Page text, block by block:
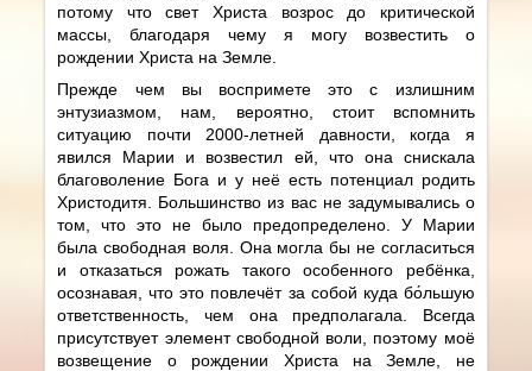
потому что свет Христа возрос до критической
массы, благодаря чему я могу возвестить о
рождении Христа на Земле.
Прежде чем вы воспримете это с излишним
энтузиазмом, нам, вероятно, стоит вспомнить
ситуацию почти 2000-летней давности, когда я
явился Марии и возвестил ей, что она снискала
благоволение Бога и у неё есть потенциал родить
Христодитя. Большинство из вас не задумывались о
том, что это не было предопределено. У Марии
была свободная воля. Она могла бы не согласиться
и отказаться рожать такого особенного ребёнка,
осознавая, что это повлечёт за собой куда бо́льшую
ответственность, чем она предполагала. Всегда
присутствует элемент свободной воли, поэтому моё
возвещение о рождении Христа на Земле, не